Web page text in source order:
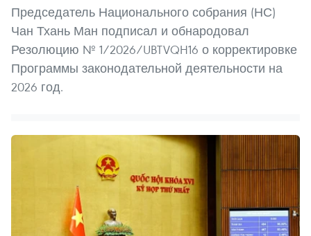
Председатель Национального собрания (НС)
Чан Тхань Ман подписал и обнародовал
Резолюцию № 1/2026/UBTVQH16 о корректировке
Программы законодательной деятельности на
2026 год.